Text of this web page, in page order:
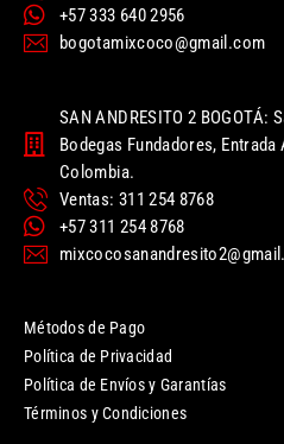
+57 333 640 2956
bogotamixcoco@gmail.com
SAN ANDRESITO 2
Bodegas Fundadores,
Colombia.
Ventas: 311 254 8768
+57 311 254 8768
Métodos de Pago
Política de Privacidad
Política de Envíos y Garantías
Términos y Condiciones